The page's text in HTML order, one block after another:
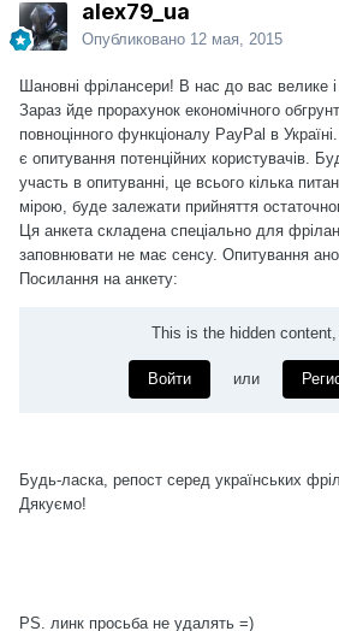
alex79_ua
Опубликовано 12 мая, 2015
Шановні фрілансери! В нас до вас велике
Зараз йде прорахунок економічного
повноцінного функціоналу PayPal в
є опитування потенційних користувачів.
участь в опитуванні, це всього кілька
мірою, буде залежати прийняття
Ця анкета складена спеціально для
заповнювати не має сенсу. Опитування
Посилання на анкету:
This is the hidden
Войти или
Будь-ласка, репост серед українських
Дякуємо!
PS. линк просьба не удалять =)